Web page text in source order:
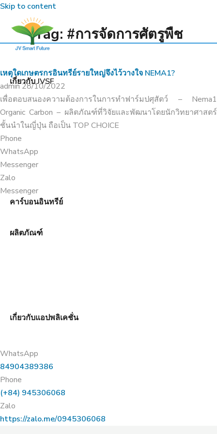
Skip to content
เกี่ยวกับ JVSF
คาร์บอนอินทรีย์
ผลิตภัณฑ์
เกี่ยวกับแอปพลิเคชั่น
TRANG CHỦ
Tag: #การจัดการศัตรูพืช
เหตุใดเกษตรกรอินทรีย์รายใหญ่จึงไว้วางใจ NEMA1?
admin28/10/2022
เพื่อตอบสนองความต้องการในการทำฟาร์มปศุสัตว์ – Nema1
Organic Carbon – ผลิตภัณฑ์ที่วิจัยและพัฒนาโดยนักวิทยาศาสตร์
ชั้นนำในญี่ปุ่น ถือเป็น TOP CHOICE
Phone
WhatsApp
Messenger
Zalo
Messenger
WhatsApp
84904389386
Phone
(+84) 945306068
Zalo
https://zalo.me/0945306068